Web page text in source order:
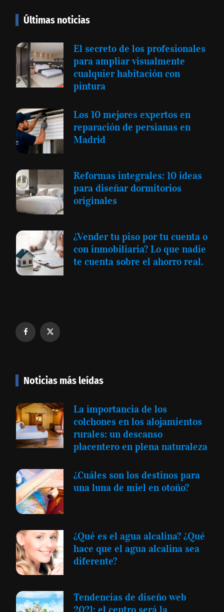
Últimas noticias
El secreto de los profesionales
para ampliar visualmente
cualquier habitación con
pintura
Los 10 mejores expertos en
reparación de persianas en
Madrid
Reformas integrales: 10 ideas
para diseñar dormitorios
originales
¿Vender tu piso por tu cuenta o
con inmobiliaria? Lo que nadie
te cuenta sobre el ahorro real.
Noticias más leídas
La importancia de los
colchones en los alojamientos
rurales: un descanso
placentero en plena naturaleza
¿Cuáles son los destinos para
una luna de miel en otoño?
¿Qué es el agua alcalina? ¿Qué
hace que el agua alcalina sea
diferente?
Tendencias de diseño web